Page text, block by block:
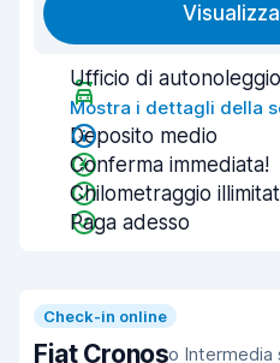
Ufficio di autonoleggio
Mostra i dettagli della
Deposito medio
Conferma immediata!
Chilometraggio
Paga adesso
Check-in online
Fiat Cronoso Intermedia